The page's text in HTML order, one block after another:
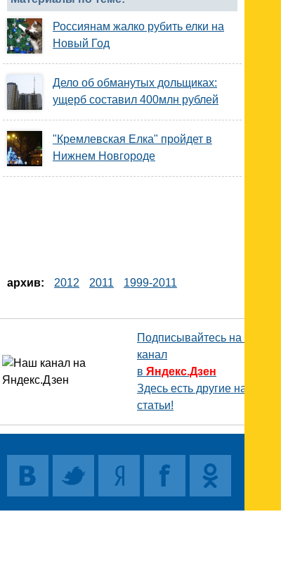
Россиянам жалко рубить елки на
Новый Год
Дело об обманутых дольщиках:
ущерб составил 400млн рублей
"Кремлевская Елка" пройдет в
Нижнем Новгороде
архив: 2012 2011 1999-2011
Подписывайтесь на наш
канал
в Яндекс.Дзен
Здесь есть другие наши
статьи!